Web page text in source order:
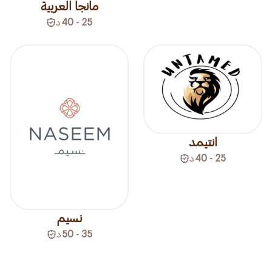
مانجا العربية
25 - 40 د
انتيمد
25 - 40 د
نسيم
35 - 50 د